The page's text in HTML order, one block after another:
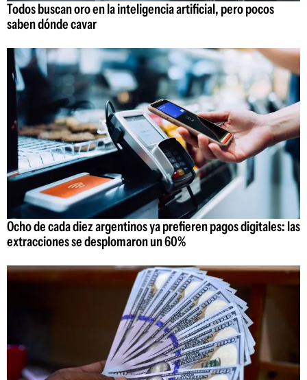
Todos buscan oro en la inteligencia artificial, pero pocos
saben dónde cavar
Ocho de cada diez argentinos ya prefieren pagos digitales: las
extracciones se desplomaron un 60%